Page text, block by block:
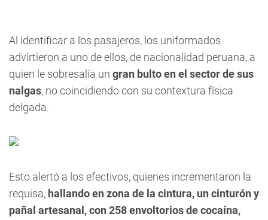
Al identificar a los pasajeros, los uniformados
advirtieron a uno de ellos, de nacionalidad peruana, a
quien le sobresalía un gran bulto en el sector de sus
nalgas, no coincidiendo con su contextura física
delgada.
Esto alertó a los efectivos, quienes incrementaron la
requisa, hallando en zona de la cintura, un cinturón y
pañal artesanal, con 258 envoltorios de cocaína,